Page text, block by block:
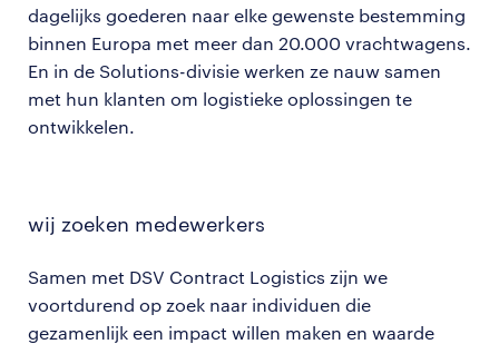
dagelijks goederen naar elke gewenste bestemming
binnen Europa met meer dan 20.000 vrachtwagens.
En in de Solutions-divisie werken ze nauw samen
met hun klanten om logistieke oplossingen te
ontwikkelen.
wij zoeken medewerkers
Samen met DSV Contract Logistics zijn we
voortdurend op zoek naar individuen die
gezamenlijk een impact willen maken en waarde